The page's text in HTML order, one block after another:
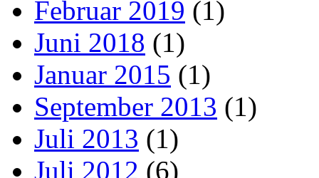
Februar 2019 (1)
Juni 2018 (1)
Januar 2015 (1)
September 2013 (1)
Juli 2013 (1)
Juli 2012 (6)